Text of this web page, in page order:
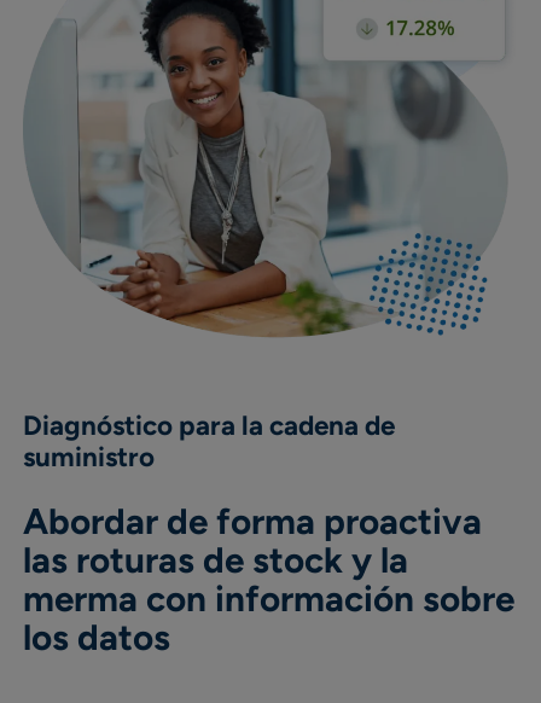
Diagnóstico para la cadena de
suministro
Abordar de forma proactiva
las roturas de stock y la
merma con información sobre
los datos